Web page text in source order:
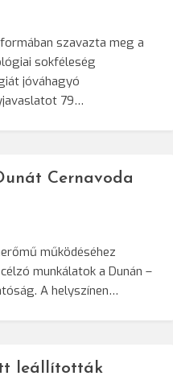
szavazta meg a
sokféleség
jóváhagyó
79…
Cernavoda
működéséhez
munkálatok a Dunán –
A helyszínen…
leállították